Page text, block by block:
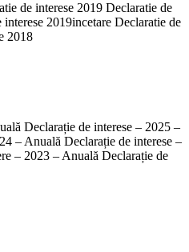
de interese 2019 Declaratie de
2019incetare Declaratie de
2018
Declarație de interese – 2025 –
– Anuală Declarație de interese –
– 2023 – Anuală Declarație de